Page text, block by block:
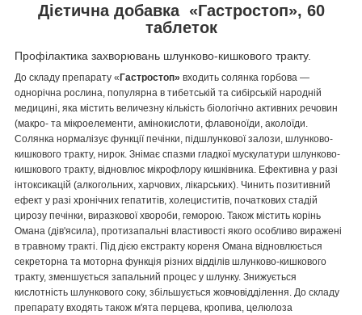
Дієтична добавка «Гастростоп», 60
таблеток
Профілактика захворювань шлунково-кишкового тракту.
До складу препарату « Гастростоп» входить солянка горбова —
однорічна рослина, популярна в тибетській та сибірській народній
медицині, яка містить величезну кількість біологічно активних речовин
(макро- та мікроелементи, амінокислоти, флавоноїди, аколоїди.
Солянка нормалізує функції печінки, підшлункової залози, шлунково-
кишкового тракту, нирок. Знімає спазми гладкої мускулатури шлунково-
кишкового тракту, відновлює мікрофлору кишківника. Ефективна у разі
інтоксикацій (алкогольних, харчових, лікарських). Чинить позитивний
ефект у разі хронічних гепатитів, холециститів, початкових стадій
цирозу печінки, виразкової хвороби, геморою. Також містить корінь
Омана (дів'ясила), протизапальні властивості якого особливо виражені
в травному тракті. Під дією екстракту кореня Омана відновлюється
секреторна та моторна функція різних відділів шлунково-кишкового
тракту, зменшується запальний процес у шлунку. Знижується
кислотність шлункового соку, збільшується жовчовідділення. До складу
препарату входять також м'ята перцева, кропива, целюлоза